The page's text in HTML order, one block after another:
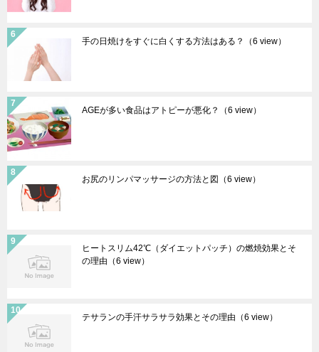
手の日焼けをすぐに白くする方法はある？ （6 view）
AGEが多い食品はアトピーが悪化？ （6 view）
お尻のリンパマッサージの方法と図 （6 view）
ヒートスリム42℃（ダイエットパッチ）の燃焼効果とそ
の理由 （6 view）
テサランの手汗サラサラ効果とその理由 （6 view）